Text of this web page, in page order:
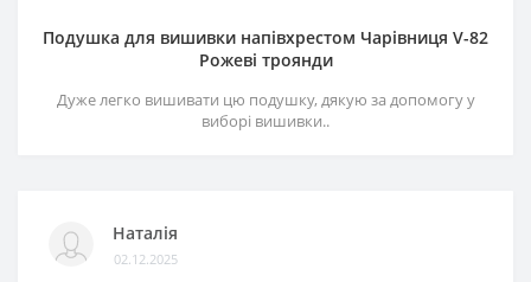
Подушка для вишивки напівхрестом Чарівниця V-82
Рожеві троянди
Дуже легко вишивати цю подушку, дякую за допомогу у
виборі вишивки..
Наталія
02.12.2025